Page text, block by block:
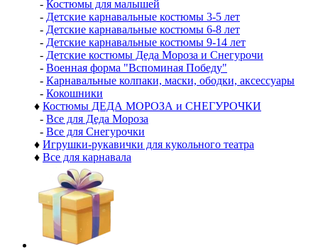
- Костюмы для малышей
- Детские карнавальные костюмы 3-5 лет
- Детские карнавальные костюмы 6-8 лет
- Детские карнавальные костюмы 9-14 лет
- Детские костюмы Деда Мороза и Снегурочи
- Военная форма "Вспоминая Победу"
- Карнавальные колпаки, маски, ободки, аксессуары
- Кокошники
♦ Костюмы ДЕДА МОРОЗА и СНЕГУРОЧКИ
- Все для Деда Мороза
- Все для Снегурочки
♦ Игрушки-рукавички для кукольного театра
♦ Все для карнавала